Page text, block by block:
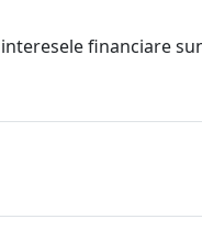
financiare